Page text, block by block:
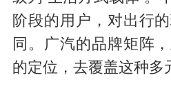
阶段的用户，对出行
同。广汽的品牌矩阵
的定位，去覆盖这种多